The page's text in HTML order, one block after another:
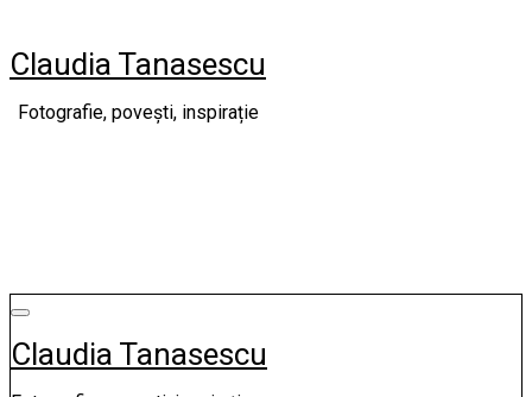
content
Claudia Tanasescu
Fotografie, povești, inspirație
Claudia Tanasescu